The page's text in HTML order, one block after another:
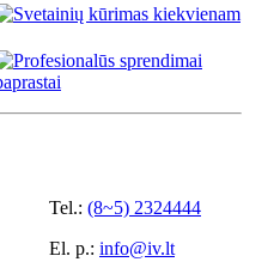
Tel.: (8~5) 2324444
El. p.: info@iv.lt